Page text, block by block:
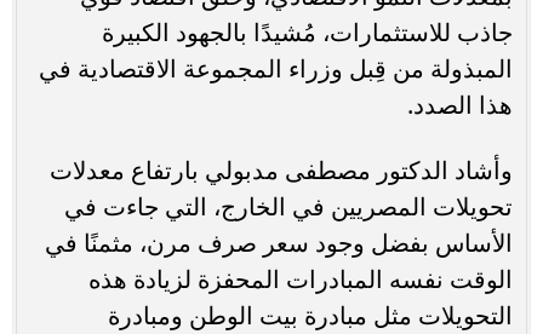
جاذب للاستثمارات، مُشيدًا بالجهود الكبيرة
المبذولة من قِبل وزراء المجموعة الاقتصادية في
هذا الصدد.
وأشاد الدكتور مصطفى مدبولي بارتفاع معدلات
تحويلات المصريين في الخارج، التي جاءت في
الأساس بفضل وجود سعر صرف مرن، مثمنًا في
الوقت نفسه المبادرات المحفزة لزيادة هذه
التحويلات مثل مبادرة بيت الوطن ومبادرة